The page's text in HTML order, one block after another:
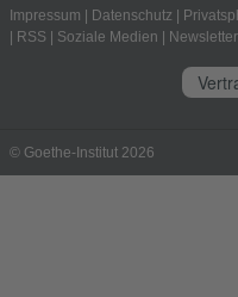
Impressum Datenschutz
RSS Soziale Medien Newsletter
© Goethe-Institut 2026